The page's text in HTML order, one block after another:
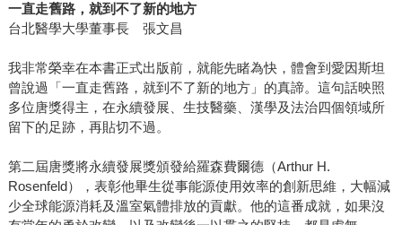
一直走舊路，就到不了新的地方
台北醫學大學董事長 張文昌
我非常榮幸在本書正式出版前，就能先睹為快，體會到愛因斯坦
曾說過「一直走舊路，就到不了新的地方」的真諦。這句話映照
多位唐獎得主，在永續發展、生技醫藥、漢學及法治四個領域所
留下的足跡，再貼切不過。
第二屆唐獎將永續發展獎頒發給羅森費爾德（Arthur H.
Rosenfeld），表彰他畢生從事能源使用效率的創新思維，大幅減
少全球能源消耗及溫室氣體排放的貢獻。他的這番成就，如果沒